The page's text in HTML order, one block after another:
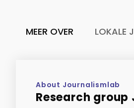
MEER OVER LOKALE
About Journalismlab
Research